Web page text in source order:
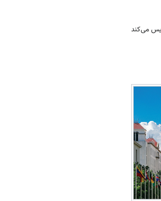
تدریس می‌کند